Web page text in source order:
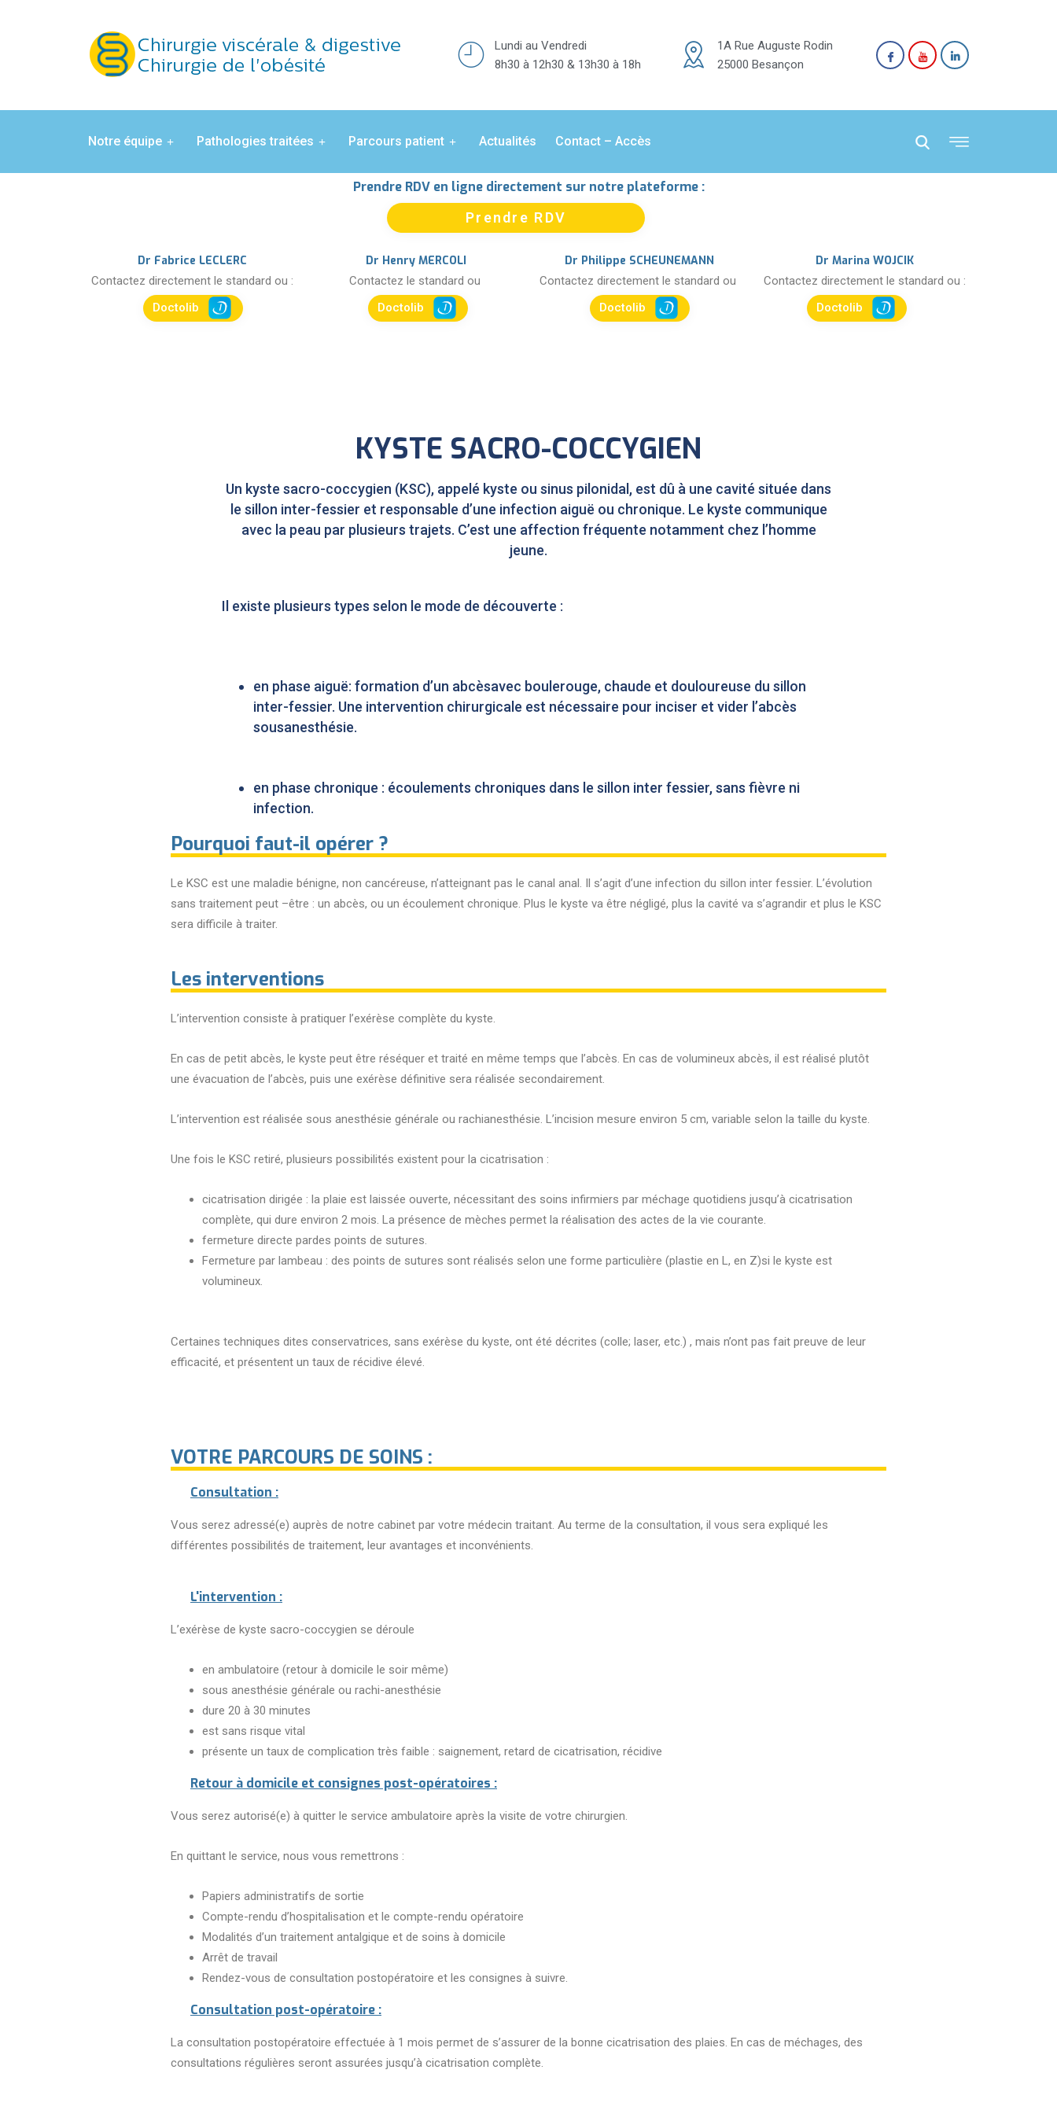
Lundi au Vendredi
8h30 à 12h30 & 13h30 à 18h
1A Rue Auguste Rodin
25000 Besançon
Notre équipe Pathologies traitées Parcours patient Actualités Contact – Accès
Prendre RDV en ligne directement sur notre plateforme :
Prendre RDV
Dr Fabrice LECLERC
Contactez directement le standard ou :
Doctolib
Dr Henry MERCOLI
Contactez le standard ou
Doctolib
Dr Philippe SCHEUNEMANN
Contactez directement le standard ou
Doctolib
Dr Marina WOJCIK
Contactez directement le standard ou :
Doctolib
KYSTE SACRO-COCCYGIEN
Un kyste sacro-coccygien (KSC), appelé kyste ou sinus pilonidal, est dû à une cavité située dans
le sillon inter-fessier et responsable d’une infection aiguë ou chronique. Le kyste communique
avec la peau par plusieurs trajets. C’est une affection fréquente notamment chez l’homme
jeune.
Il existe plusieurs types selon le mode de découverte :
en phase aiguë: formation d’un abcèsavec boulerouge, chaude et douloureuse du sillon
inter-fessier. Une intervention chirurgicale est nécessaire pour inciser et vider l’abcès
sousanesthésie.
en phase chronique : écoulements chroniques dans le sillon inter fessier, sans fièvre ni
infection.
Pourquoi faut-il opérer ?
Le KSC est une maladie bénigne, non cancéreuse, n’atteignant pas le canal anal. Il s’agit d’une infection du sillon inter fessier. L’évolution
sans traitement peut –être : un abcès, ou un écoulement chronique. Plus le kyste va être négligé, plus la cavité va s’agrandir et plus le KSC
sera difficile à traiter.
Les interventions
L’intervention consiste à pratiquer l’exérèse complète du kyste.
En cas de petit abcès, le kyste peut être réséquer et traité en même temps que l’abcès. En cas de volumineux abcès, il est réalisé plutôt
une évacuation de l’abcès, puis une exérèse définitive sera réalisée secondairement.
L’intervention est réalisée sous anesthésie générale ou rachianesthésie. L’incision mesure environ 5 cm, variable selon la taille du kyste.
Une fois le KSC retiré, plusieurs possibilités existent pour la cicatrisation :
cicatrisation dirigée : la plaie est laissée ouverte, nécessitant des soins infirmiers par méchage quotidiens jusqu’à cicatrisation
complète, qui dure environ 2 mois. La présence de mèches permet la réalisation des actes de la vie courante.
fermeture directe pardes points de sutures.
Fermeture par lambeau : des points de sutures sont réalisés selon une forme particulière (plastie en L, en Z)si le kyste est
volumineux.
Certaines techniques dites conservatrices, sans exérèse du kyste, ont été décrites (colle; laser, etc.) , mais n’ont pas fait preuve de leur
efficacité, et présentent un taux de récidive élevé.
VOTRE PARCOURS DE SOINS :
Consultation :
Vous serez adressé(e) auprès de notre cabinet par votre médecin traitant. Au terme de la consultation, il vous sera expliqué les
différentes possibilités de traitement, leur avantages et inconvénients.
L'intervention :
L’exérèse de kyste sacro-coccygien se déroule
en ambulatoire (retour à domicile le soir même)
sous anesthésie générale ou rachi-anesthésie
dure 20 à 30 minutes
est sans risque vital
présente un taux de complication très faible : saignement, retard de cicatrisation, récidive
Retour à domicile et consignes post-opératoires :
Vous serez autorisé(e) à quitter le service ambulatoire après la visite de votre chirurgien.
En quittant le service, nous vous remettrons :
Papiers administratifs de sortie
Compte-rendu d’hospitalisation et le compte-rendu opératoire
Modalités d’un traitement antalgique et de soins à domicile
Arrêt de travail
Rendez-vous de consultation postopératoire et les consignes à suivre.
Consultation post-opératoire :
La consultation postopératoire effectuée à 1 mois permet de s’assurer de la bonne cicatrisation des plaies. En cas de méchages, des
consultations régulières seront assurées jusqu’à cicatrisation complète.